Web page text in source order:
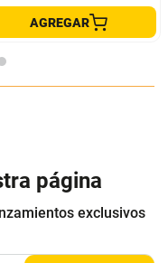
AGREGAR
página
exclusivos